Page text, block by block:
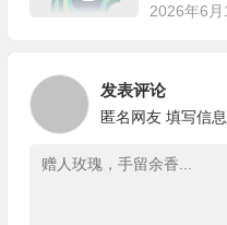
2026年6月
发表评论
匿名网友 填写信息